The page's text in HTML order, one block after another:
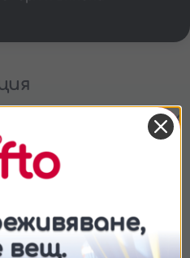
по време на
Относно